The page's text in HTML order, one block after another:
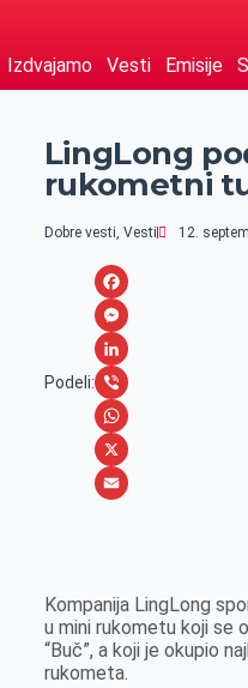
Izdvajamo Vesti Emisije
LingLong
rukometni
Dobre vesti, Vesti 12.
Podeli:
F
a
c
e
b
o
M
e
s
s
e
r
L
i
n
k
n
V
i
b
W
h
A
p
p
X
i
l
Kompanija LingLong
u mini rukometu koji se
“Buč”, a koji je okupio
rukometa.